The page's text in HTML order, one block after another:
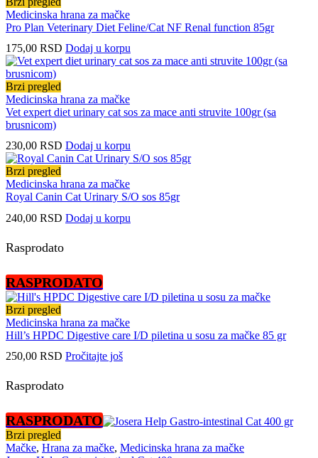
Medicinska hrana za mačke
Pro Plan Veterinary Diet Feline/Cat NF Renal function 85gr
175,00 RSD Dodaj u korpu
Brzi pregled
Medicinska hrana za mačke
Vet expert diet urinary cat sos za mace anti struvite 100gr (sa
brusnicom)
230,00 RSD Dodaj u korpu
Brzi pregled
Medicinska hrana za mačke
Royal Canin Cat Urinary S/O sos 85gr
240,00 RSD Dodaj u korpu
Rasprodato
RASPRODATO
Brzi pregled
Medicinska hrana za mačke
Hill’s HPDC Digestive care I/D piletina u sosu za mačke 85 gr
250,00 RSD Pročitajte još
Rasprodato
RASPRODATO
Brzi pregled
Mačke, Hrana za mačke, Medicinska hrana za mačke